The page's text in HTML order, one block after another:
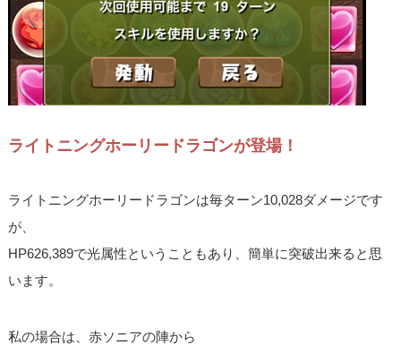
ライトニングホーリードラゴンが登場！
ライトニングホーリードラゴンは毎ターン10,028ダメージです
が、
HP626,389で光属性ということもあり、簡単に突破出来ると思
います。
私の場合は、赤ソニアの陣から